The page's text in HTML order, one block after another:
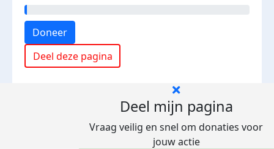
Doneer
Deel deze pagina
Deel mijn pagina
Vraag veilig en snel om donaties voor
jouw actie